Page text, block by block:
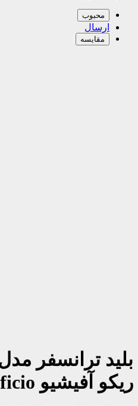
محبوب
ارسال
مقایسه
بلید ترانسفر
ریکو آفیشیو Richo Aficio